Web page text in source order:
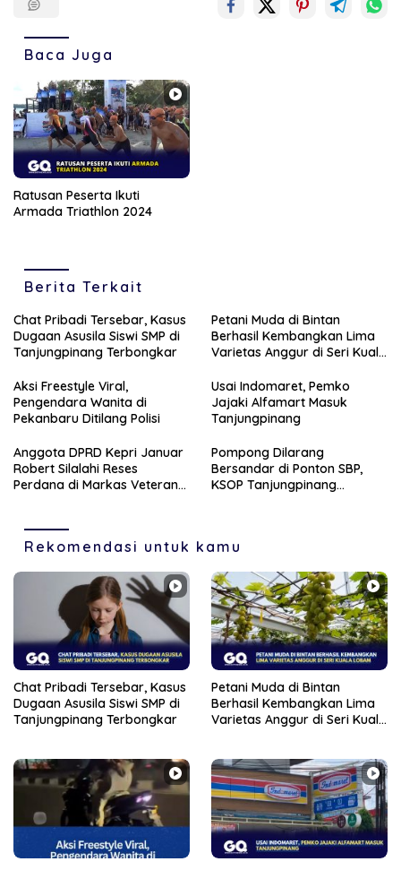
Baca Juga
Ratusan Peserta Ikuti
Armada Triathlon 2024
Berita Terkait
Chat Pribadi Tersebar, Kasus
Dugaan Asusila Siswi SMP di
Tanjungpinang Terbongkar
Petani Muda di Bintan
Berhasil Kembangkan Lima
Varietas Anggur di Seri Kuala
Aksi Freestyle Viral,
Pengendara Wanita di
Pekanbaru Ditilang Polisi
Usai Indomaret, Pemko
Jajaki Alfamart Masuk
Tanjungpinang
Anggota DPRD Kepri Januar
Robert Silalahi Reses
Perdana di Markas Veteran
Pompong Dilarang
Bersandar di Ponton SBP,
KSOP Tanjungpinang
Rekomendasi untuk kamu
Chat Pribadi Tersebar, Kasus
Dugaan Asusila Siswi SMP di
Tanjungpinang Terbongkar
Petani Muda di Bintan
Berhasil Kembangkan Lima
Varietas Anggur di Seri Kuala